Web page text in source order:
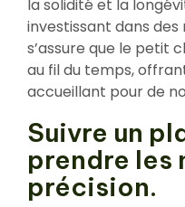
la solidité et la
investissant dans
s’assure que le petit
au fil du temps,
accueillant pour de
Suivre un
prendre les
précision.